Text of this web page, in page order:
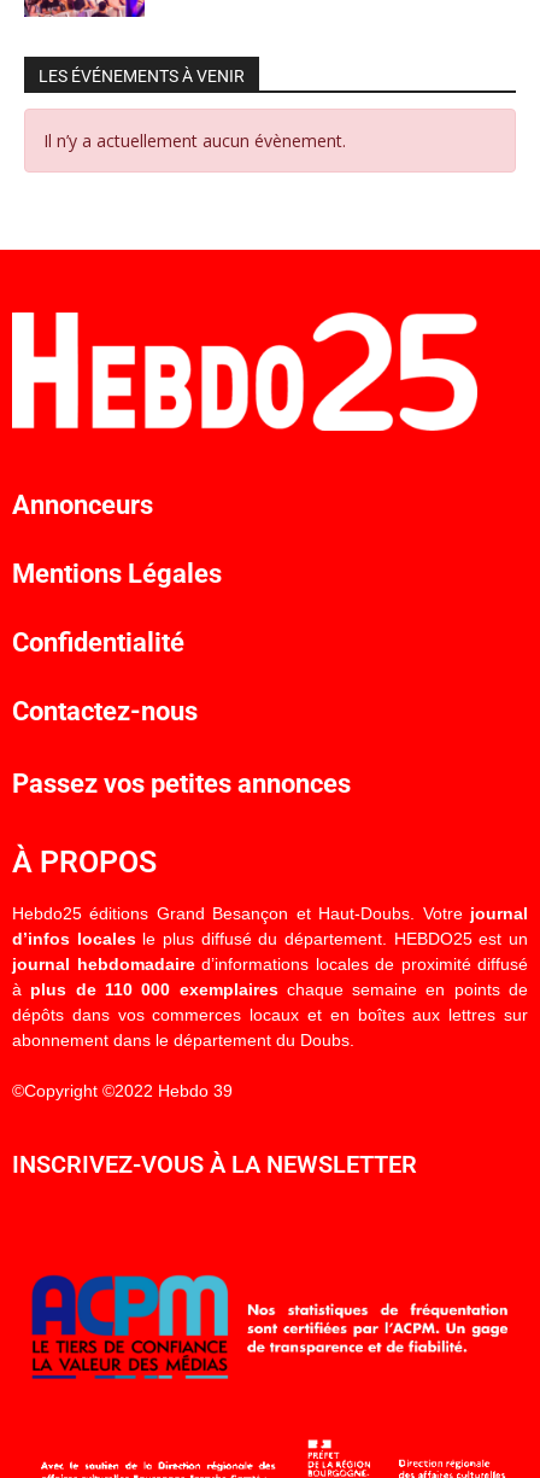
LES ÉVÉNEMENTS À VENIR
Il n’y a actuellement aucun évènement.
Annonceurs
Mentions Légales
Confidentialité
Contactez-nous
Passez vos petites annonces
À PROPOS
Hebdo25 éditions Grand Besançon et Haut-Doubs. Votre journal
d’infos localesle plus diffusé du département. HEBDO25 est un
journal hebdomadaired’informations locales de proximité diffusé
à plus de 110 000 exemplaireschaque semaine en points de
dépôts dans vos commerces locaux et en boîtes aux lettres sur
abonnement dans le département du Doubs.
©Copyright ©2022 Hebdo 39
INSCRIVEZ-VOUS À LA NEWSLETTER